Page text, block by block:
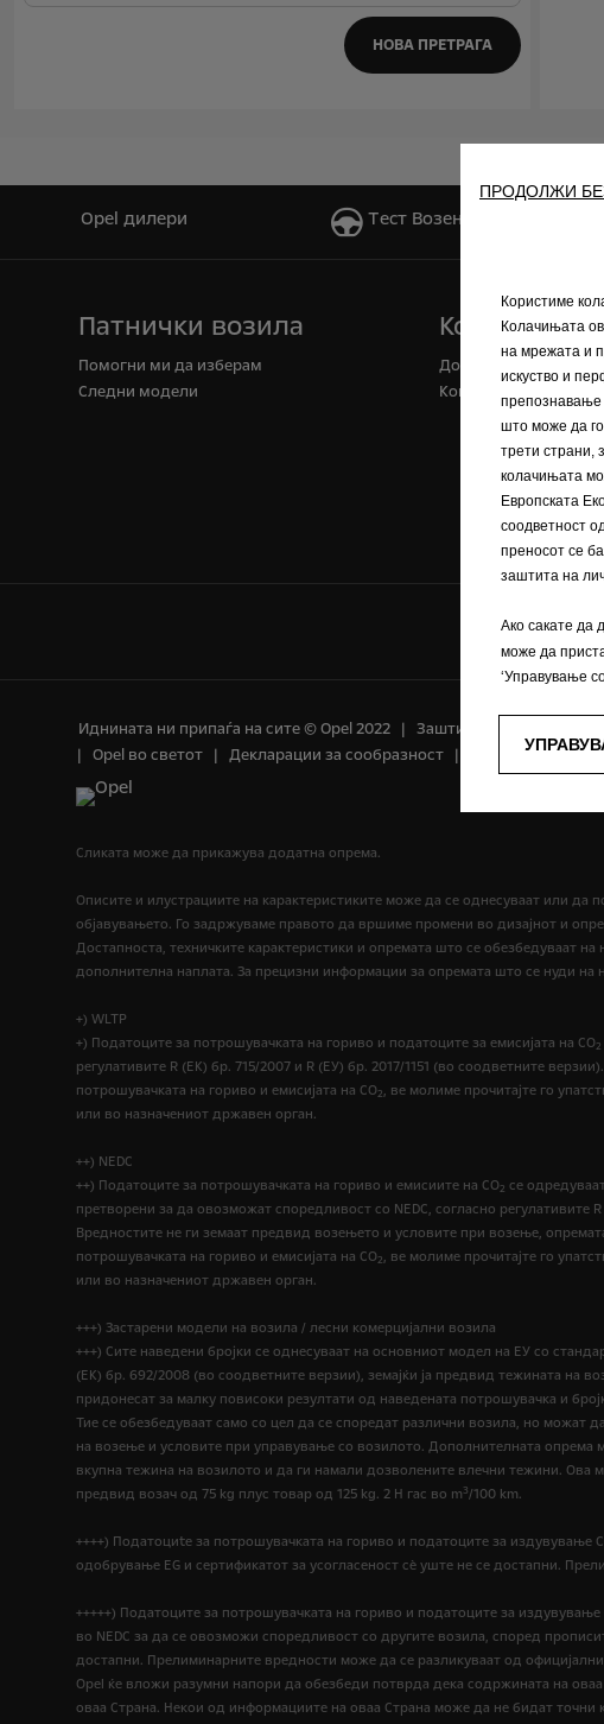
НОВА ПРЕТРАГА
Opel дилери Tест Bозење
Патнички возила
Помогни ми да изберам
Cледни модели
Доставна возила
Конверзии
Иднината ни припаѓа на сите © Opel 2022 Заштитен знак и
Opel во светот
Декларации за сообразност Контакт
Сликата може да прикажува додатна опрема.
Описите и илустрациите на карактеристиките може да се однесуваат или
објавувањето. Го задржуваме правото да вршиме промени во дизајнот и
Достапноста, техничките карактеристики и опремата што се обезбедуваат
дополнителна наплата. За прецизни информации за опремата што се нуди на
+) WLTP
+) Податоците за потрошувачката на гориво и податоците за емисијата на CO2
регулативите R (EК) бр. 715/2007 и R (ЕУ) бр. 2017/1151 (во соодветните
потрошувачката на гориво и емисијата на CO2, ве молиме прочитајте го
или во назначениот државен орган.
++) NEDC
++) Податоците за потрошувачката на гориво и емисиите на CO2 се
претворени за да овозможат споредливост со NEDC, согласно регулативите
Вредностите не ги земаат предвид возењето и условите при возење,
потрошувачката на гориво и емисијата на CO2, ве молиме прочитајте го
или во назначениот државен орган.
+++) Застарени модели на возила / лесни комерцијални возила
+++) Сите наведени бројки се однесуваат на основниот модел на ЕУ со
(ЕК) бр. 692/2008 (во соодветните верзии), земајќи ја предвид тежината на
придонесат за малку повисоки резултати од наведената потрошувачка и
Тие се обезбедуваат само со цел да се споредат различни возила, но можат
на возење и условите при управување со возилото. Дополнителната опрема
вкупна тежина на возилото и да ги намали дозволените влечни тежини.
предвид возач од 75 kg плус товар од 125 kg. 2 H гас во m3/100 km.
++++) Податоциte за потрошувачката на гориво и податоците за издувување
одобрување EG и сертификатот за усогласеност сѐ уште не се достапни.
+++++) Податоците за потрошувачката на гориво и податоците за издувување
во NEDC за да се овозможи споредливост со другите возила, според
достапни. Прелиминарните вредности може да се разликуваат од
Opel ќе вложи разумни напори да обезбеди потврда дека содржината на
оваа Страна. Некои од информациите на оваа Страна може да не бидат
ПРОДОЛЖИ
Користиме
Колачињата
на мрежата и
искуство и
препознавање
што може да
трети страни,
колачињата
Европската
соодветност
преносот се
заштита на
Ако сакате да
може да
‘Управување со